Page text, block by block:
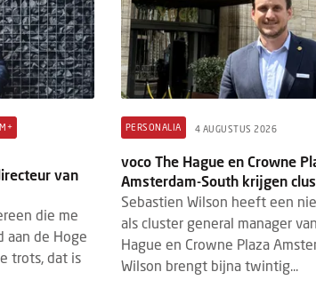
van
die me
aan de Hoge
trots, dat is
PERSONALIA 4 AUGUSTUS 2026
voco The Hague en Crowne
Amsterdam-South krijgen
Sebastien Wilson heeft een
als cluster general manager
Hague en Crowne Plaza
Wilson brengt bijna twintig...